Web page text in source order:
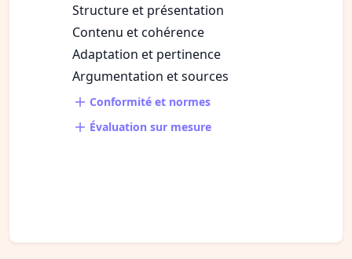
Structure et présentation
Contenu et cohérence
Adaptation et pertinence
Argumentation et sources
Conformité et normes
Évaluation sur mesure